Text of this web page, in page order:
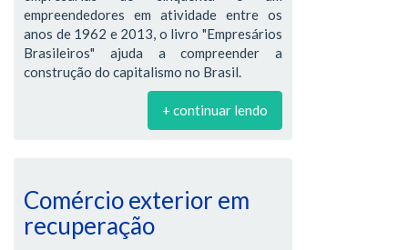
empreendedores em atividade entre os
anos de 1962 e 2013, o livro "Empresários
Brasileiros" ajuda a compreender a
construção do capitalismo no Brasil.
+ continuar lendo
Comércio exterior em
recuperação